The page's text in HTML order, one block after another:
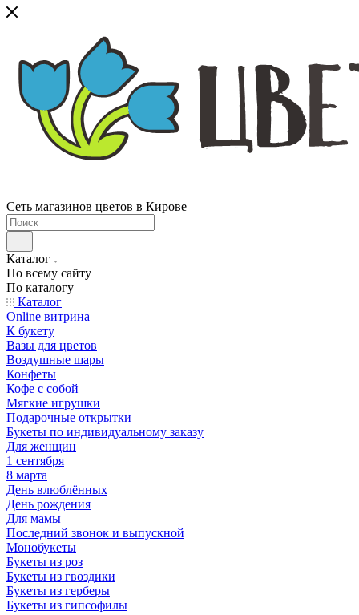
Сеть магазинов цветов в Кирове
Каталог
По всему сайту
По каталогу
Каталог
Online витрина
К букету
Вазы для цветов
Воздушные шары
Конфеты
Кофе с собой
Мягкие игрушки
Подарочные открытки
Букеты по индивидуальному заказу
Для женщин
1 сентября
8 марта
День влюблённых
День рождения
Для мамы
Последний звонок и выпускной
Монобукеты
Букеты из роз
Букеты из гвоздики
Букеты из герберы
Букеты из гипсофилы